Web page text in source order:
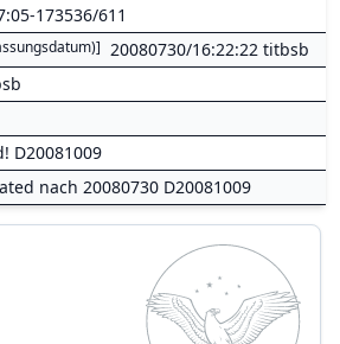
173536/611
] 20080730/16:22:22 titbsb
D20081009
nach 20080730 D20081009